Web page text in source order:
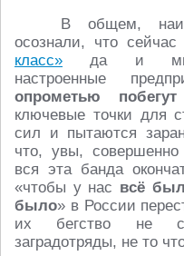
В общем,
осознали, что
класс» да и
настроенные
опрометью
ключевые точки для
сил и пытаются
что, увы, совершенно
вся эта банда
«чтобы у нас всё
было» в России
их бегство не
заградотряды, не то